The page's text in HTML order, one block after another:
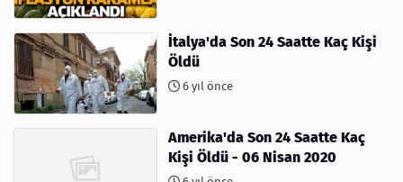
İtalya'da Son 24 Saatte Kaç Kişi
Öldü
6 yıl önce
Amerika'da Son 24 Saatte Kaç
Kişi Öldü - 06 Nisan 2020